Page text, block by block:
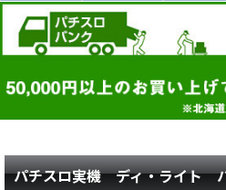
パチスロ実機 ディ・ライト